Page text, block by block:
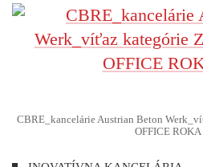
CBRE_kancelárie Austrian Beton
OFFICE ROKA